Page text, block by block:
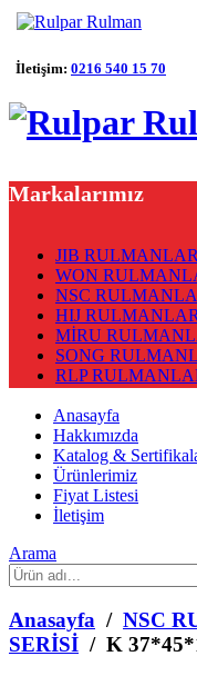
İletişim: 0216 540 15 70
Markalarımız
JIB RULMANLAR
WON
NSC
HIJ RULMANLAR
MİRU
SONG
RLP
Anasayfa
Hakkımızda
Katalog &
Ürünlerimiz
Fiyat Listesi
İletişim
Arama
What
are
you
looking
for?
Anasayfa / NSC
SERİSİ / K